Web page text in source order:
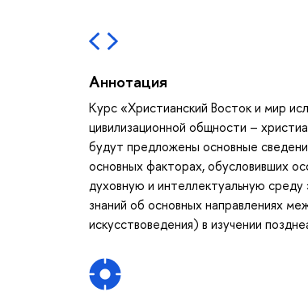
Аннотация
Курс «Христианский Восток и мир
цивилизационной общности –
будут предложены основные
основных факторах, обусловивших
духовную и интеллектуальную
знаний об основных направлениях
искусствоведения) в изучении